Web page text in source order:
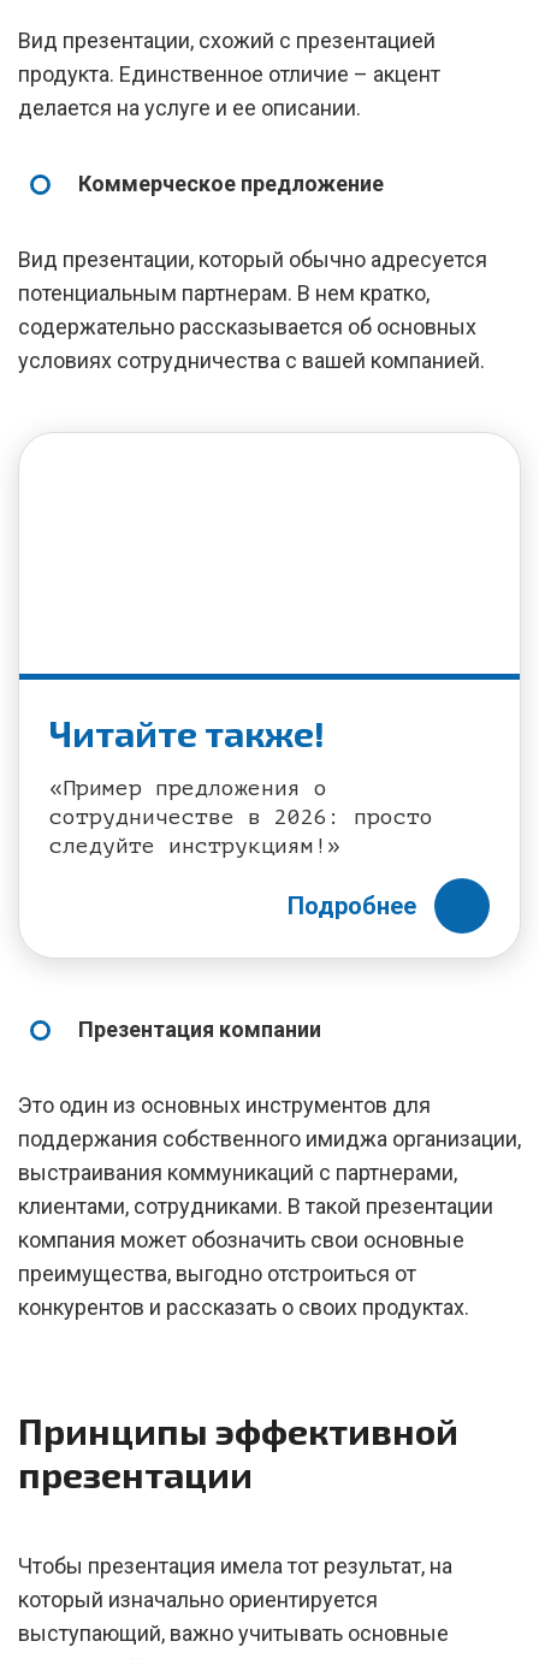
Вид презентации, схожий с презентацией
продукта. Единственное отличие – акцент
делается на услуге и ее описании.
Коммерческое предложение
Вид презентации, который обычно адресуется
потенциальным партнерам. В нем кратко,
содержательно рассказывается об основных
условиях сотрудничества с вашей компанией.
Читайте также!
«Пример предложения о
сотрудничестве в 2026: просто
следуйте инструкциям!»
Подробнее
Презентация компании
Это один из основных инструментов для
поддержания собственного имиджа организации,
выстраивания коммуникаций с партнерами,
клиентами, сотрудниками. В такой презентации
компания может обозначить свои основные
преимущества, выгодно отстроиться от
конкурентов и рассказать о своих продуктах.
Принципы эффективной
презентации
Чтобы презентация имела тот результат, на
который изначально ориентируется
выступающий, важно учитывать основные